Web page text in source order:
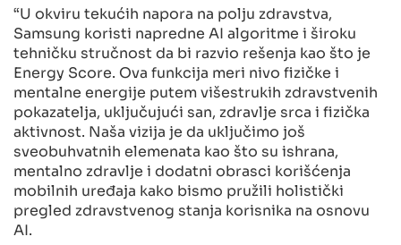
“U okviru tekućih napora na polju zdravstva,
Samsung koristi napredne AI algoritme i široku
tehničku stručnost da bi razvio rešenja kao što je
Energy Score. Ova funkcija meri nivo fizičke i
mentalne energije putem višestrukih zdravstvenih
pokazatelja, uključujući san, zdravlje srca i fizička
aktivnost. Naša vizija je da uključimo još
sveobuhvatnih elemenata kao što su ishrana,
mentalno zdravlje i dodatni obrasci korišćenja
mobilnih uređaja kako bismo pružili holistički
pregled zdravstvenog stanja korisnika na osnovu
AI.